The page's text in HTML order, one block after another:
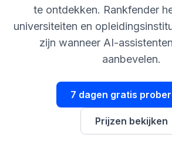
HANDELEN
Content
Engine
Demo
boeken
te ontdekken. Rankfender
universiteiten en
zijn wanneer AI-
aanbevelen.
7 dagen gratis
Prijzen bekijken